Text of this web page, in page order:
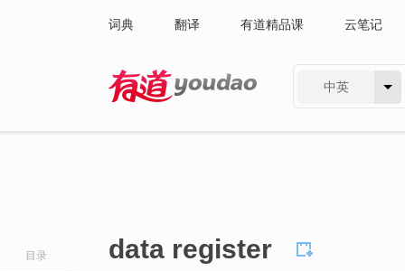
词典 翻译 有道精品课 云笔记
中英
目录 data register